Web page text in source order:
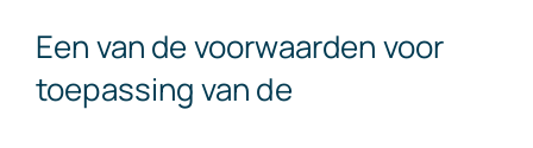
Een van de voorwaarden voor
toepassing van de